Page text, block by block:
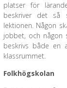
platser för
beskriver det så
lektionen. Någon
jobbet, och någon
beskrivs både en
klassrummet.
Folkhögskolan